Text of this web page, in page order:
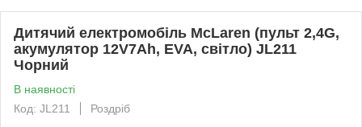
Дитячий електромобіль McLaren (пульт 2,4G,
акумулятор 12V7Ah, EVA, світло) JL211
Чорний
В наявності
Код: JL211
Роздріб